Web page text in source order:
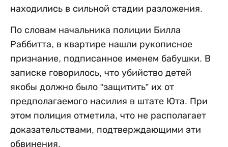
находились в сильной стадии разложения.
По словам начальника полиции Билла
Раббитта, в квартире нашли рукописное
признание, подписанное именем бабушки. В
записке говорилось, что убийство детей
якобы должно было "защитить” их от
предполагаемого насилия в штате Юта. При
этом полиция отметила, что не располагает
доказательствами, подтверждающими эти
обвинения.